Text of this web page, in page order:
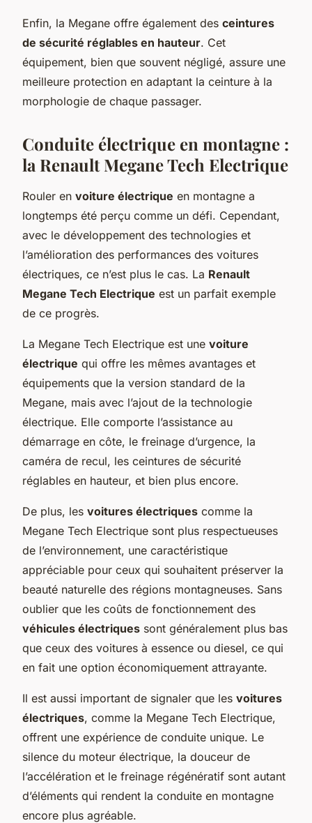
Enfin, la Megane offre également des ceintures
de sécurité réglables en hauteur. Cet
équipement, bien que souvent négligé, assure une
meilleure protection en adaptant la ceinture à la
morphologie de chaque passager.
Conduite électrique en montagne :
la Renault Megane Tech Electrique
Rouler en voiture électrique en montagne a
longtemps été perçu comme un défi. Cependant,
avec le développement des technologies et
l’amélioration des performances des voitures
électriques, ce n’est plus le cas. La Renault
Megane Tech Electrique est un parfait exemple
de ce progrès.
La Megane Tech Electrique est une voiture
électrique qui offre les mêmes avantages et
équipements que la version standard de la
Megane, mais avec l’ajout de la technologie
électrique. Elle comporte l’assistance au
démarrage en côte, le freinage d’urgence, la
caméra de recul, les ceintures de sécurité
réglables en hauteur, et bien plus encore.
De plus, les voitures électriques comme la
Megane Tech Electrique sont plus respectueuses
de l’environnement, une caractéristique
appréciable pour ceux qui souhaitent préserver la
beauté naturelle des régions montagneuses. Sans
oublier que les coûts de fonctionnement des
véhicules électriques sont généralement plus bas
que ceux des voitures à essence ou diesel, ce qui
en fait une option économiquement attrayante.
Il est aussi important de signaler que les voitures
électriques, comme la Megane Tech Electrique,
offrent une expérience de conduite unique. Le
silence du moteur électrique, la douceur de
l’accélération et le freinage régénératif sont autant
d’éléments qui rendent la conduite en montagne
encore plus agréable.